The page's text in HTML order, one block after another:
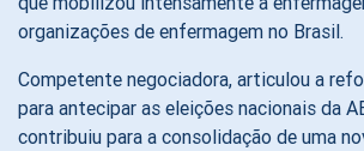
organizações de enfermagem no Brasil.
Competente negociadora, articulou a
para antecipar as eleições nacionais da
contribuiu para a consolidação de uma